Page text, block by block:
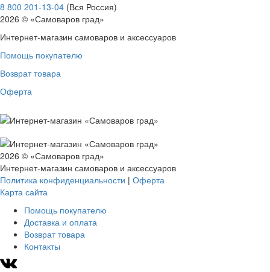
8 800 201-13-04 (Вся Россия)
2026 © «Самоваров град»
Интернет-магазин самоваров и аксессуаров
Помощь покупателю
Возврат товара
Оферта
2026 © «Самоваров град»
Интернет-магазин самоваров и аксессуаров
Политика конфиденциальности | Оферта
Карта сайта
Помощь покупателю
Доставка и оплата
Возврат товара
Контакты